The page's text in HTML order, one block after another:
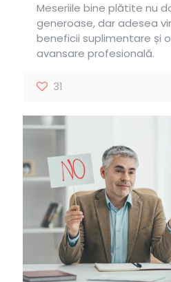
Meseriile bine plătite nu
generoase, dar adesea
beneficii suplimentare și
avansare profesională.
31